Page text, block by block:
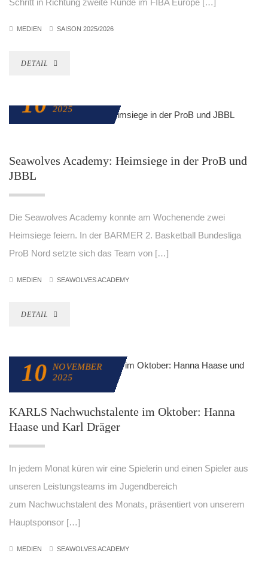
Schritt in Richtung zweite Runde im FIBA Europe […]
MEDIEN SAISON 2025/2026
DETAIL
10 2025
Seawolves Academy: Heimsiege in der ProB und
JBBL
Die Seawolves Academy konnte am Wochenende zwei
Heimsiege feiern. In der BARMER 2. Basketball Bundesliga
ProB Nord setzte sich das Team von […]
MEDIEN SEAWOLVES ACADEMY
DETAIL
10
NOVEMBER
2025
KARLS Nachwuchstalente im Oktober: Hanna
Haase und Karl Dräger
In jedem Monat küren wir eine Spielerin und einen Spieler aus
unseren Leistungsteams im Jugendbereich
zum Nachwuchstalent des Monats, präsentiert von unserem
Hauptsponsor […]
MEDIEN SEAWOLVES ACADEMY